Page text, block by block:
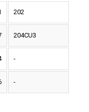
202
204CU3
-
-